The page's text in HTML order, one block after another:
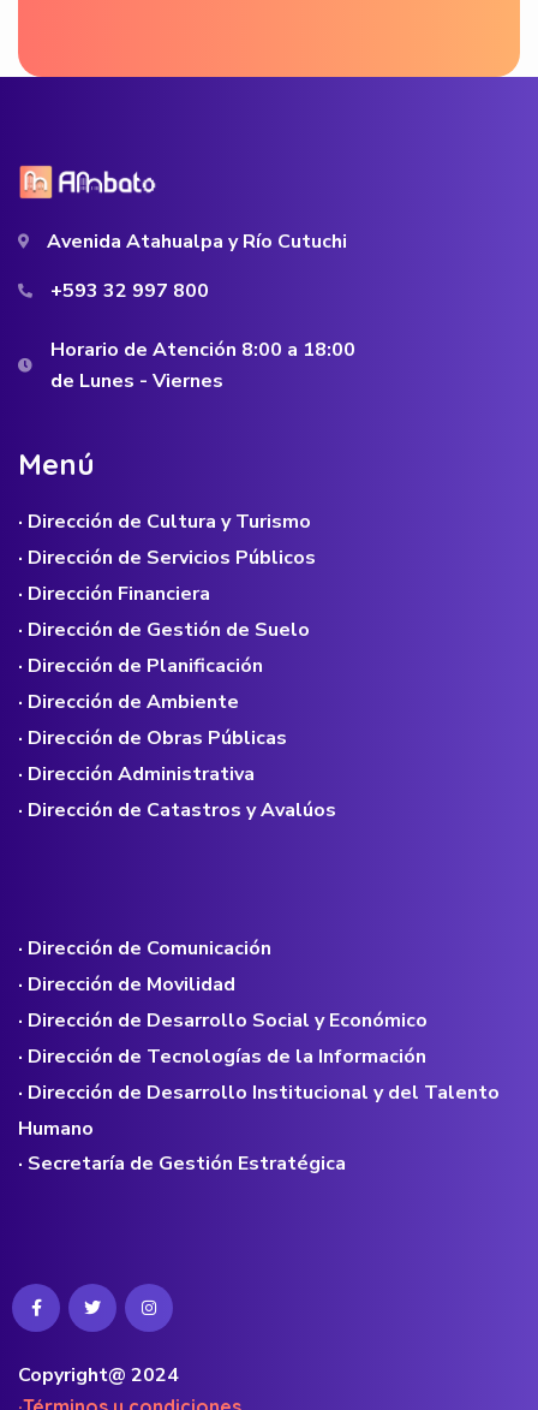
Avenida Atahualpa y Río Cutuchi
+593 32 997 800
Horario de Atención 8:00 a 18:00
de Lunes - Viernes
Menú
· Dirección de Cultura y Turismo
· Dirección de Servicios Públicos
· Dirección Financiera
· Dirección de Gestión de Suelo
· Dirección de Planificación
· Dirección de Ambiente
· Dirección de Obras Públicas
· Dirección Administrativa
· Dirección de Catastros y Avalúos
· Dirección de Comunicación
· Dirección de Movilidad
· Dirección de Desarrollo Social y Económico
· Dirección de Tecnologías de la Información
· Dirección de Desarrollo Institucional y del Talento
Humano
· Secretaría de Gestión Estratégica
Copyright@ 2024